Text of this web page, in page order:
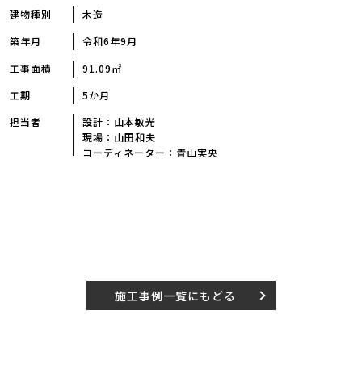
建物種別
木造
築年月
令和6年9月
工事面積
91.09㎡
工期
5か月
担当者
設計：山本敏光
現場：山田和夫
コーディネーター：青山実央
施工事例一覧にもどる